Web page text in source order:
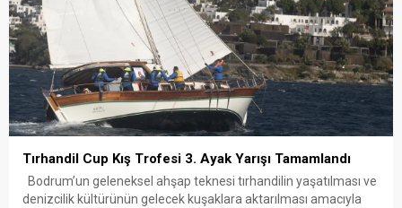
Tırhandil Cup Kış Trofesi 3. Ayak Yarışı Tamamlandı
Bodrum’un geleneksel ahşap teknesi tırhandilin yaşatılması ve
denizcilik kültürünün gelecek kuşaklara aktarılması amacıyla